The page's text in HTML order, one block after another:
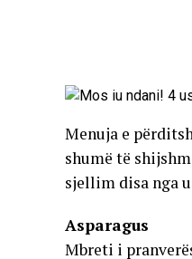
Menuja e
shumë të
sjellim disa nga
Asparagus
Mbreti i